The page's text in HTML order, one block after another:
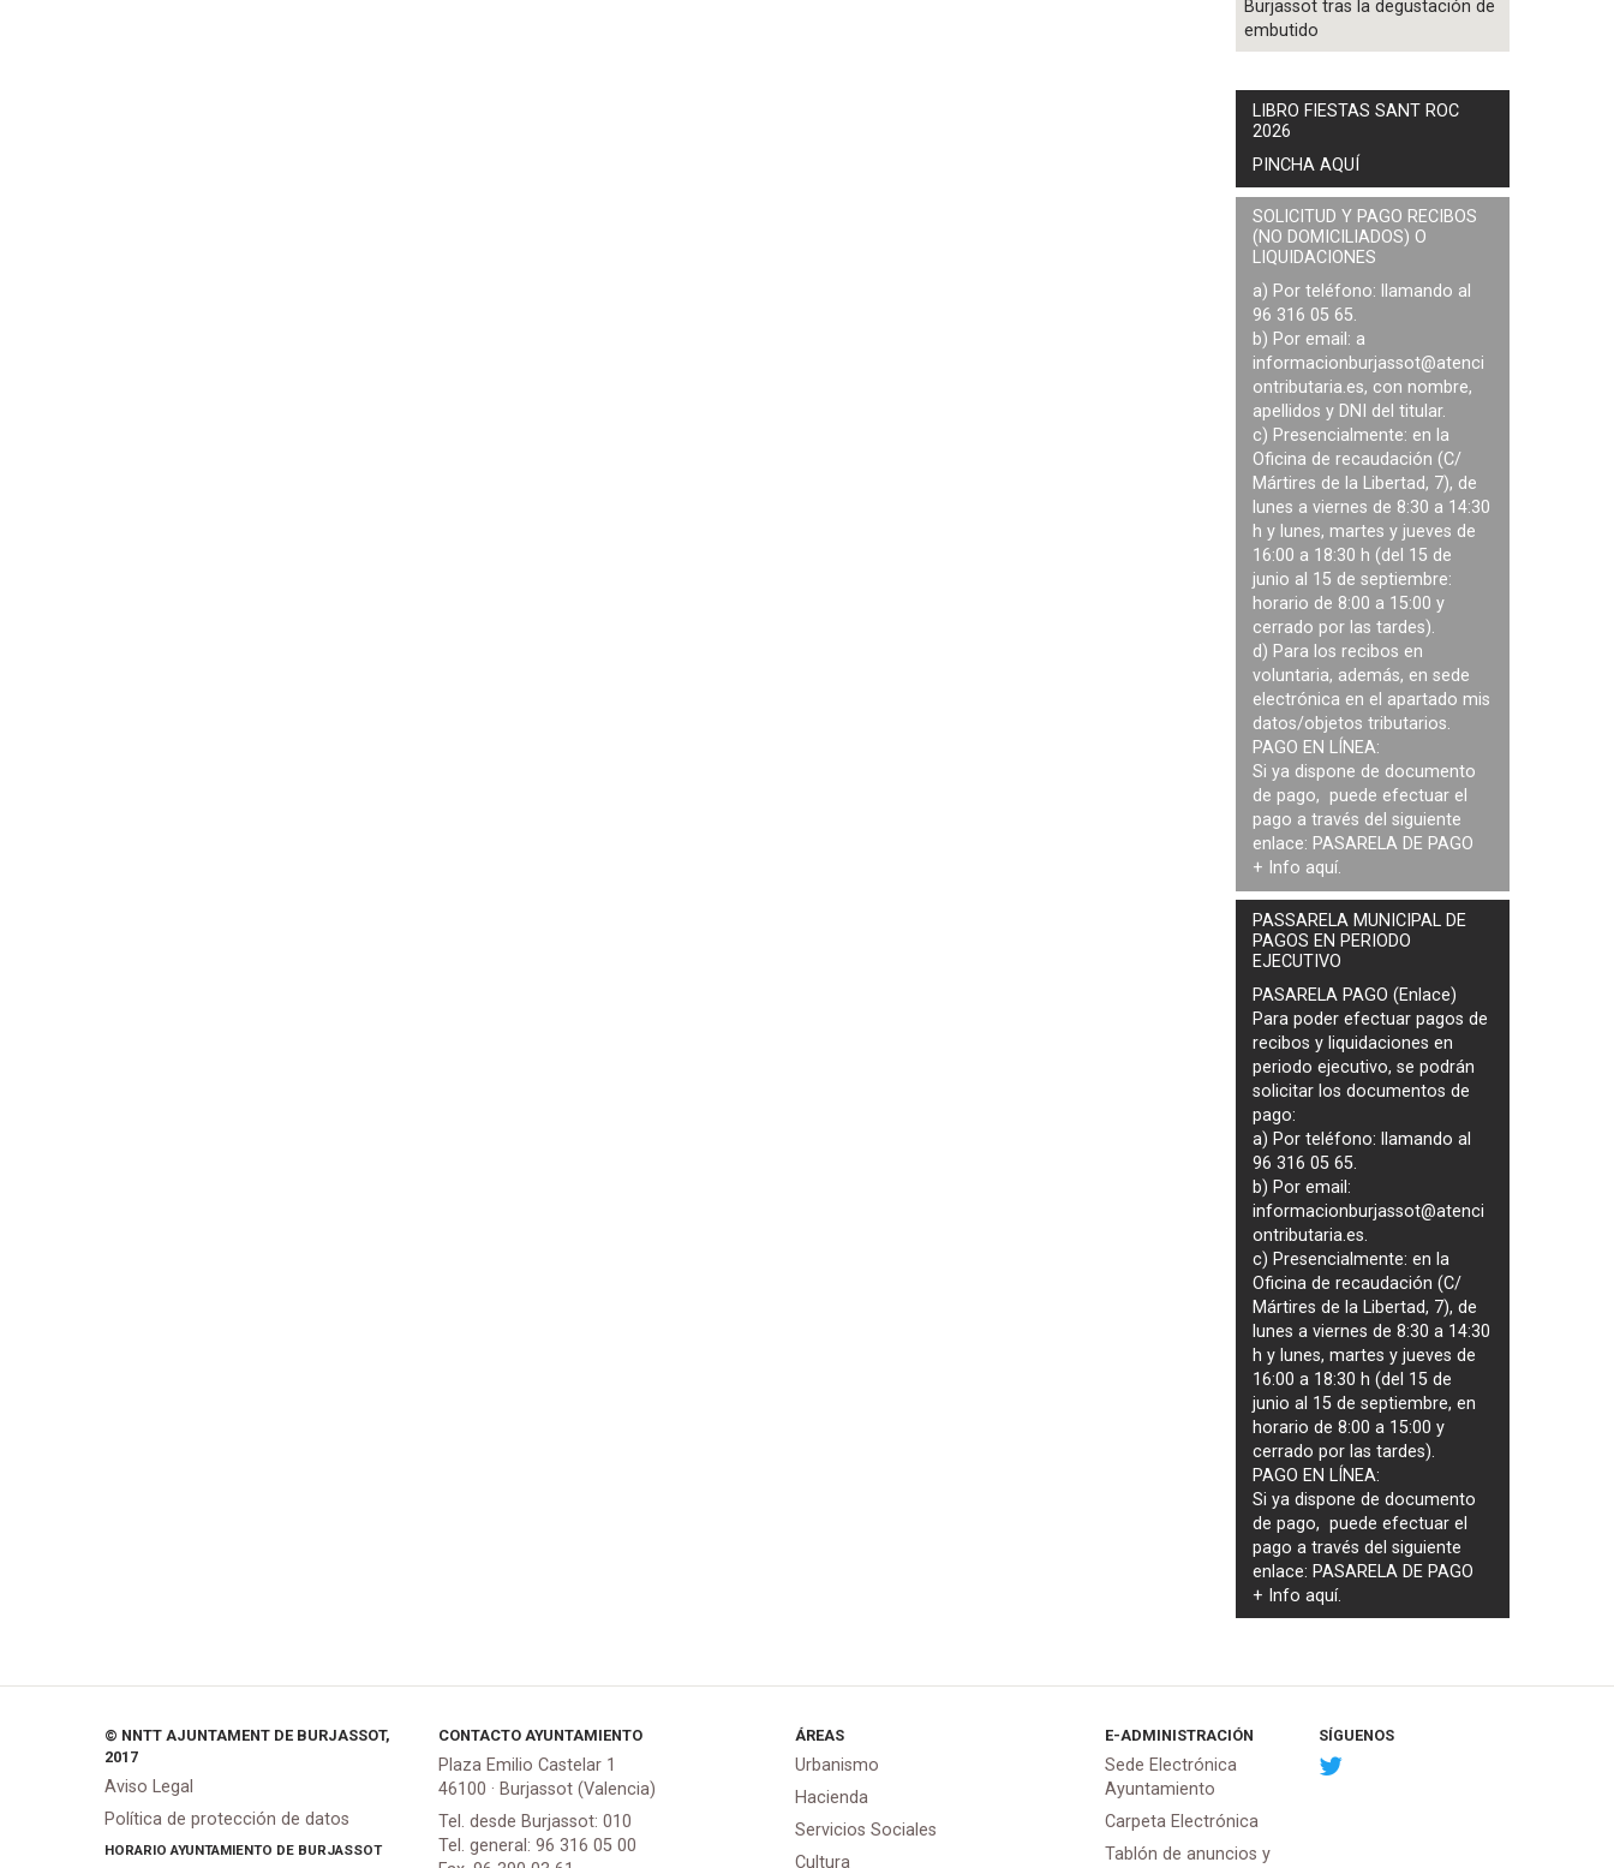
Burjassot tras la degustación de
embutido
LIBRO FIESTAS SANT ROC
2026
PINCHA AQUÍ
SOLICITUD Y PAGO RECIBOS
(NO DOMICILIADOS) O
LIQUIDACIONES
a) Por teléfono: llamando al
96 316 05 65.
b) Por email: a
informacionburjassot@atenci
ontributaria.es, con nombre,
apellidos y DNI del titular.
c) Presencialmente: en la
Oficina de recaudación (C/
Mártires de la Libertad, 7), de
lunes a viernes de 8:30 a 14:30
h y lunes, martes y jueves de
16:00 a 18:30 h (del 15 de
junio al 15 de septiembre:
horario de 8:00 a 15:00 y
cerrado por las tardes).
d) Para los recibos en
voluntaria, además, en sede
electrónica en el apartado mis
datos/objetos tributarios.
PAGO EN LÍNEA:
Si ya dispone de documento
de pago, puede efectuar el
pago a través del siguiente
enlace: PASARELA DE PAGO
+ Info aquí.
PASSARELA MUNICIPAL DE
PAGOS EN PERIODO
EJECUTIVO
PASARELA PAGO (Enlace)
Para poder efectuar pagos de
recibos y liquidaciones en
periodo ejecutivo, se podrán
solicitar los documentos de
pago:
a) Por teléfono: llamando al
96 316 05 65.
b) Por email:
informacionburjassot@atenci
ontributaria.es.
c) Presencialmente: en la
Oficina de recaudación (C/
Mártires de la Libertad, 7), de
lunes a viernes de 8:30 a 14:30
h y lunes, martes y jueves de
16:00 a 18:30 h (del 15 de
junio al 15 de septiembre, en
horario de 8:00 a 15:00 y
cerrado por las tardes).
PAGO EN LÍNEA:
Si ya dispone de documento
de pago, puede efectuar el
pago a través del siguiente
enlace: PASARELA DE PAGO
+ Infoaquí.
© NNTT AJUNTAMENT DE BURJASSOT,
2017
Aviso Legal
Política de protección de datos
HORARIO AYUNTAMIENTO DE BURJASSOT
CONTACTO AYUNTAMIENTO
Plaza Emilio Castelar 1
46100 · Burjassot (Valencia)
Tel. desde Burjassot: 010
Tel. general: 96 316 05 00
ÁREAS
Urbanismo
Hacienda
Servicios Sociales
Cultura
E-ADMINISTRACIÓN
Sede Electrónica
Ayuntamiento
Carpeta Electrónica
Tablón de anuncios y
SÍGUENOS